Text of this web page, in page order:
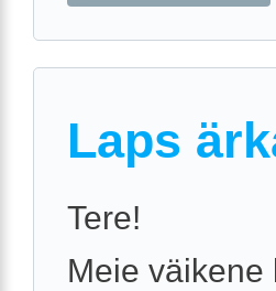
Laps
Tere!
Meie väikene